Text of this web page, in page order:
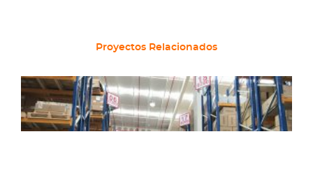
Proyectos Relacionados